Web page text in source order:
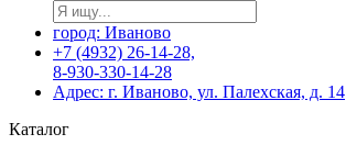
город: Иваново
+7 (4932) 26-14-28,
8-930-330-14-28
Адрес: г. Иваново, ул. Палехская, д. 14
Каталог